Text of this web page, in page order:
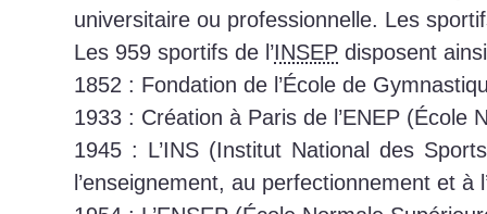
universitaire ou professionnelle. Les
Les 959 sportifs de l’INSEP disposent
1852 : Fondation de l’École de
1933 : Création à Paris de l’ENEP (École
1945 : L’INS (Institut National des
l’enseignement, au perfectionnement et